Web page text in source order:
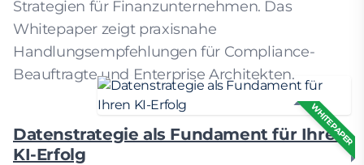
Strategien für Finanzunternehmen. Das
Whitepaper zeigt praxisnahe
Handlungsempfehlungen für Compliance-
Beauftragte und Enterprise Architekten.
WHITEPAPER
Datenstrategie als Fundament für Ihren
KI-Erfolg